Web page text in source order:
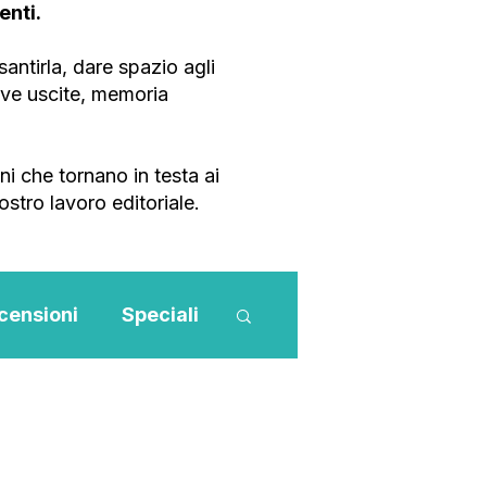
dare spazio agli
uscite, memoria
che tornano in testa ai
lavoro editoriale.
Speciali